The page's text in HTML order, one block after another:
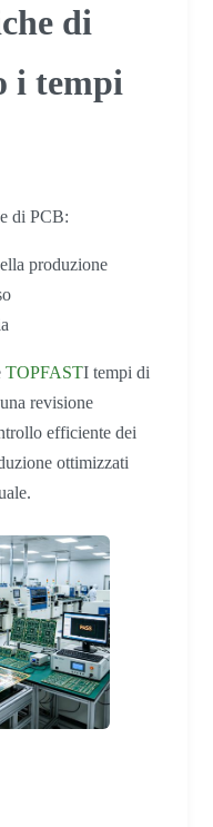
di
i tempi
di PCB:
produzione
TOPFASTI tempi di
revisione
efficiente dei
ottimizzati